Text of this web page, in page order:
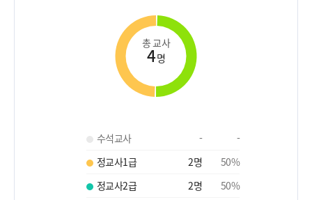
총 교사
4명
수석교사 -
-
정교사1급
2명 50%
정교사2급
2명 50%